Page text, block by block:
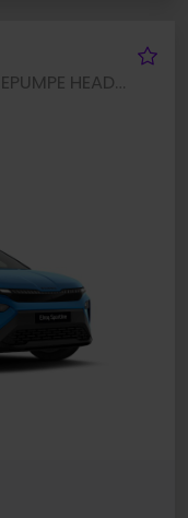
Elroq 85 SPORTLINE AHK WÄRMEPUMPE HEADUP eKLAPPE